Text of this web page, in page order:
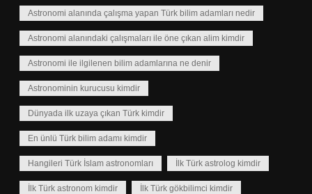
Astronomi alanında çalışma yapan Türk bilim adamları nedir
Astronomi alanındaki çalışmaları ile öne çıkan alim kimdir
Astronomi ile ilgilenen bilim adamlarına ne denir
Astronominin kurucusu kimdir
Dünyada ilk uzaya çıkan Türk kimdir
En ünlü Türk bilim adamı kimdir
Hangileri Türk İslam astronomları İlk Türk astrolog kimdir
İlk Türk astronom kimdir İlk Türk gökbilimci kimdir